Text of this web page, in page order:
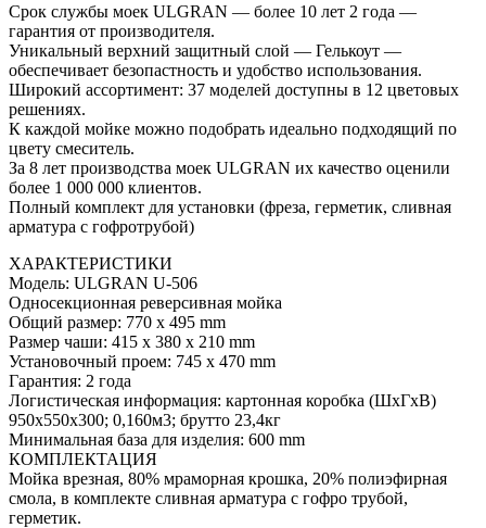
Срок службы моек ULGRAN — более 10 лет 2 года —
гарантия от производителя.
Уникальный верхний защитный слой — Гелькоут —
обеспечивает безопастность и удобство использования.
Широкий ассортимент: 37 моделей доступны в 12 цветовых
решениях.
К каждой мойке можно подобрать идеально подходящий по
цвету смеситель.
За 8 лет производства моек ULGRAN их качество оценили
более 1 000 000 клиентов.
Полный комплект для установки (фреза, герметик, сливная
арматура с гофротрубой)
ХАРАКТЕРИСТИКИ
Модель: ULGRAN U-506
Односекционная реверсивная мойка
Общий размер: 770 х 495 mm
Размер чаши: 415 х 380 х 210 mm
Установочный проем: 745 х 470 mm
Гарантия: 2 года
Логистическая информация: картонная коробка (ШхГхВ)
950х550х300; 0,160м3; брутто 23,4кг
Минимальная база для изделия: 600 mm
КОМПЛЕКТАЦИЯ
Мойка врезная, 80% мраморная крошка, 20% полиэфирная
смола, в комплекте сливная арматура c гофро трубой,
герметик.